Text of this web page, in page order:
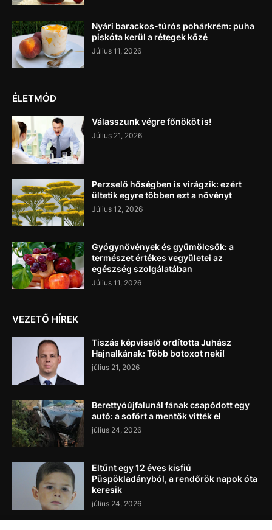
Nyári barackos-túrós pohárkrém: puha
piskóta kerül a rétegek közé
Július 11, 2026
ÉLETMÓD
Válasszunk végre főnököt is!
Július 21, 2026
Perzselő hőségben is virágzik: ezért
ültetik egyre többen ezt a növényt
Július 12, 2026
Gyógynövények és gyümölcsök: a
természet értékes vegyületei az
egészség szolgálatában
Július 11, 2026
VEZETŐ HÍREK
Tiszás képviselő ordította Juhász
Hajnalkának: Több botoxot neki!
július 21, 2026
Berettyóújfalunál fának csapódott egy
autó: a sofőrt a mentők vitték el
július 24, 2026
Eltűnt egy 12 éves kisfiú
Püspökladányból, a rendőrök napok óta
keresik
július 24, 2026